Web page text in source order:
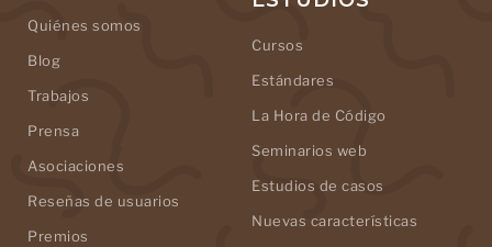
Quiénes somos
Blog
Trabajos
Prensa
Asociaciones
Reseñas de usuarios
Premios
Cursos
Estándares
La Hora de Código
Seminarios web
Estudios de casos
Nuevas características